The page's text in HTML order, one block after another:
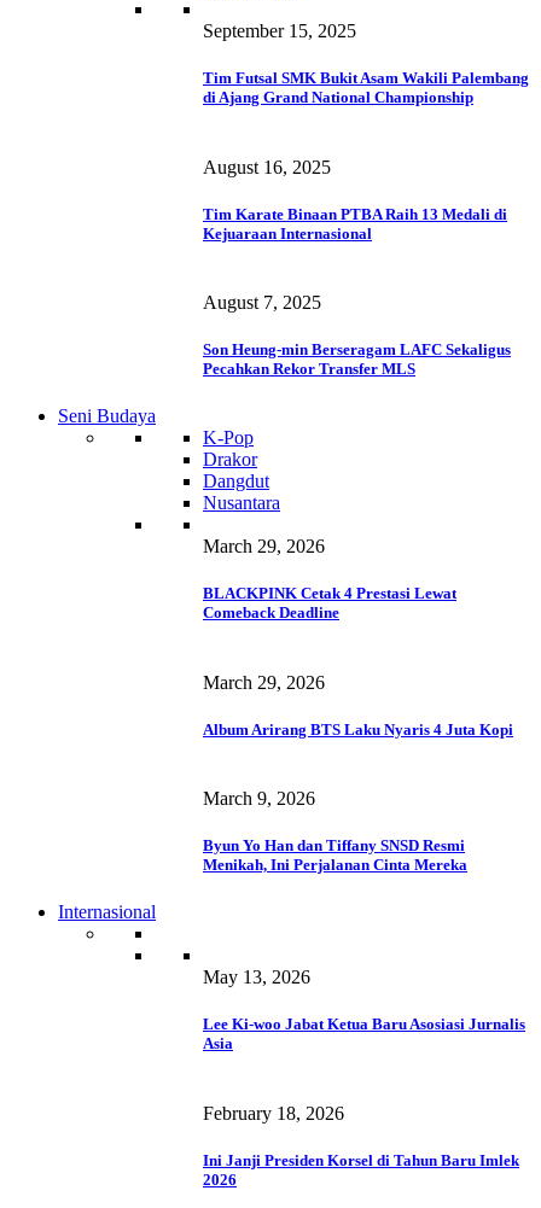
September 15, 2025
Tim Futsal SMK Bukit Asam Wakili Palembang
di Ajang Grand National Championship
August 16, 2025
Tim Karate Binaan PTBA Raih 13 Medali di
Kejuaraan Internasional
August 7, 2025
Son Heung-min Berseragam LAFC Sekaligus
Pecahkan Rekor Transfer MLS
Seni Budaya
K-Pop
Drakor
Dangdut
Nusantara
March 29, 2026
BLACKPINK Cetak 4 Prestasi Lewat
Comeback Deadline
March 29, 2026
Album Arirang BTS Laku Nyaris 4 Juta Kopi
March 9, 2026
Byun Yo Han dan Tiffany SNSD Resmi
Menikah, Ini Perjalanan Cinta Mereka
Internasional
May 13, 2026
Lee Ki-woo Jabat Ketua Baru Asosiasi Jurnalis
Asia
February 18, 2026
Ini Janji Presiden Korsel di Tahun Baru Imlek
2026